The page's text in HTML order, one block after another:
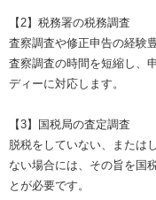
【2】税務署の税務調査
査察調査や修正申告の経験
査察調査の時間を短縮し、
ディーに対応します。
【3】国税局の査定調査
脱税をしていない、または
ない場合には、その旨を国
とが必要です。